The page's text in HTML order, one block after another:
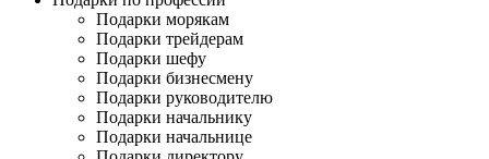
Подарки морякам
Подарки трейдерам
Подарки шефу
Подарки бизнесмену
Подарки руководителю
Подарки начальнику
Подарки начальнице